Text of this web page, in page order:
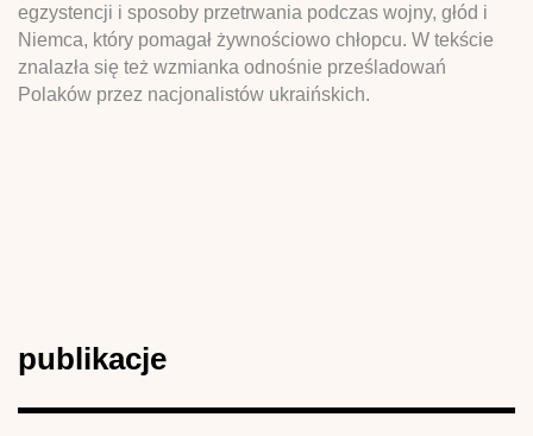
egzystencji i sposoby przetrwania podczas wojny, głód i
Niemca, który pomagał żywnościowo chłopcu. W tekście
znalazła się też wzmianka odnośnie prześladowań
Polaków przez nacjonalistów ukraińskich.
publikacje